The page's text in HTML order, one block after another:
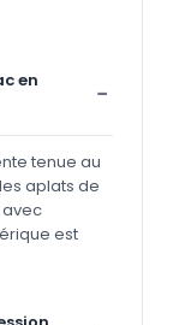
en
tenue au
aplats de
avec
est